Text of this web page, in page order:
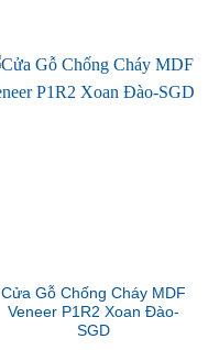
Cửa Gỗ Chống Cháy MDF
Veneer P1R2 Xoan Đào-
SGD